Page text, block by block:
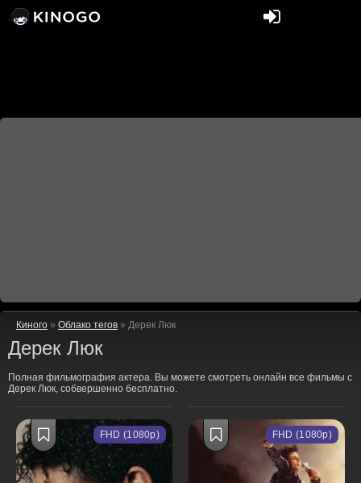
Киного » Облако тегов » Дерек Люк
Дерек Люк
Полная фильмография актера. Вы можете смотреть онлайн все фильмы с
Дерек Люк, собвершенно бесплатно.
FHD (1080p) FHD (1080p)